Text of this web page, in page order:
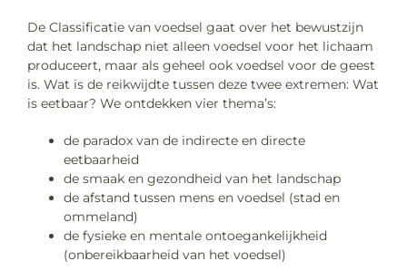
De Classificatie van voedsel gaat over het bewustzijn
dat het landschap niet alleen voedsel voor het lichaam
produceert, maar als geheel ook voedsel voor de geest
is. Wat is de reikwijdte tussen deze twee extremen: Wat
is eetbaar? We ontdekken vier thema’s:
de paradox van de indirecte en directe
eetbaarheid
de smaak en gezondheid van het landschap
de afstand tussen mens en voedsel (stad en
ommeland)
de fysieke en mentale ontoegankelijkheid
(onbereikbaarheid van het voedsel)